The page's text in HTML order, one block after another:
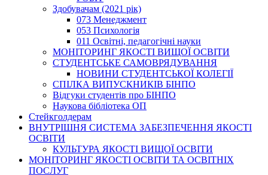
Здобувачам (2021 рік)
073 Менеджмент
053 Психологія
011 Освітні, педагогічні науки
МОНІТОРИНГ ЯКОСТІ ВИЩОЇ ОСВІТИ
СТУДЕНТСЬКЕ САМОВРЯДУВАННЯ
НОВИНИ СТУДЕНТСЬКОЇ КОЛЕГІЇ
СПІЛКА ВИПУСКНИКІВ БІНПО
Відгуки студентів про БІНПО
Наукова бібліотека ОП
Стейкголдерам
ВНУТРІШНЯ СИСТЕМА ЗАБЕЗПЕЧЕННЯ ЯКОСТІ
ОСВІТИ
КУЛЬТУРА ЯКОСТІ ВИЩОЇ ОСВІТИ
МОНІТОРИНГ ЯКОСТІ ОСВІТИ ТА ОСВІТНІХ
ПОСЛУГ